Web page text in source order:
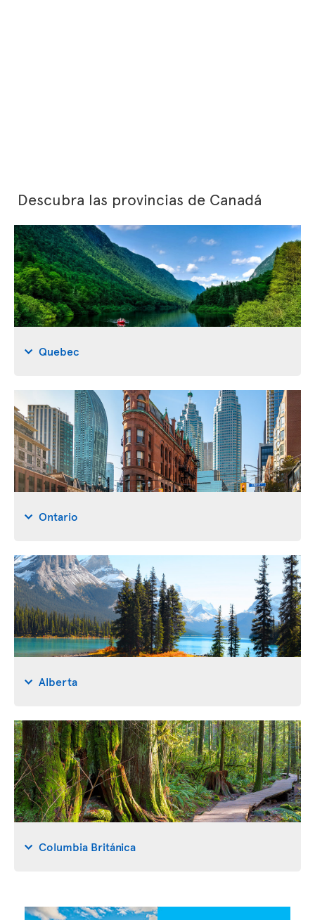
Descubra las provincias de Canadá
Quebec
Ontario
Alberta
Columbia Británica